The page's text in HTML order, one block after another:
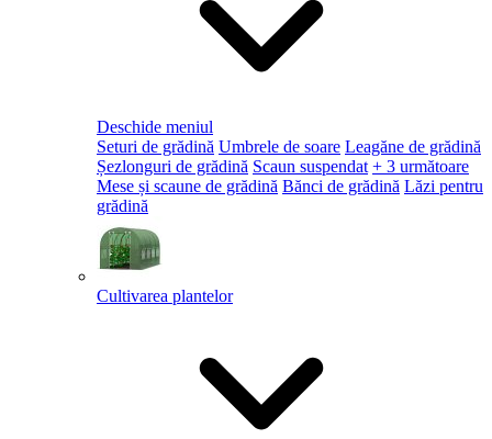
Deschide meniul
Seturi de grădină Umbrele de soare Leagăne de grădină
Șezlonguri de grădină Scaun suspendat + 3 următoare
Mese și scaune de grădină Bănci de grădină Lăzi pentru
grădină
Cultivarea plantelor